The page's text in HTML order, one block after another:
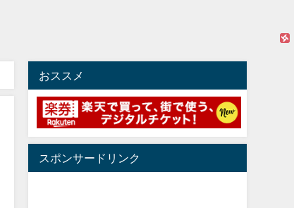
おススメ
スポンサードリンク